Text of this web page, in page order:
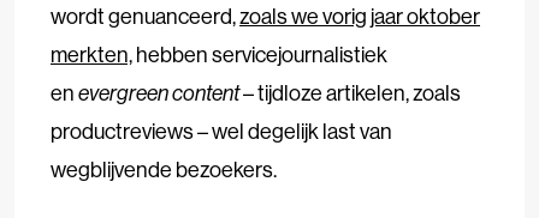
wordt genuanceerd,zoals we vorig jaar oktober
merkten,hebben servicejournalistiek
enevergreen content– tijdloze artikelen, zoals
productreviews – wel degelijk last van
wegblijvende bezoekers.